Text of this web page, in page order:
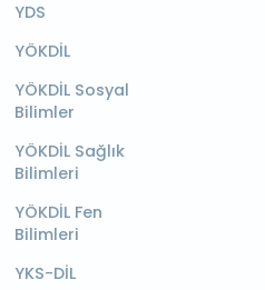
YDS
YÖKDİL
YÖKDİL Sosyal
Bilimler
YÖKDİL Sağlık
Bilimleri
YÖKDİL Fen
Bilimleri
YKS-DİL